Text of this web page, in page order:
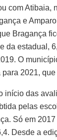
com Atibaia,
e
Bragança
da estadual,
O
2021, que
início das
pelas
Só em 2017
Desde a